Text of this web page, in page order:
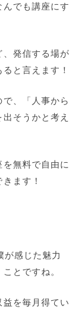
でも講座にす
発信する場が
と言えます！
、「人事から
そうかと考え
無料で自由に
ます！
が感じた魅力
とですね。
を毎月得てい